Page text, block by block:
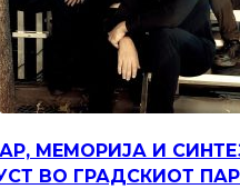
МЕМОРИЈА И
ВО ГРАДСКИОТ